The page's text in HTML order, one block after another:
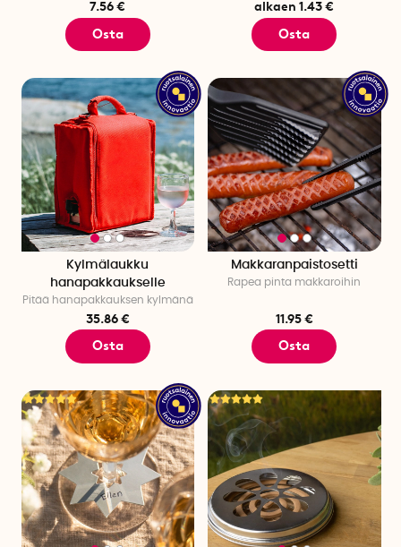
7.56 €
Osta
alkaen 1.43 €
Osta
Kylmälaukku
hanapakkaukselle
Pitää hanapakkauksen kylmänä
35.86 €
Osta
Makkaranpaistosetti
Rapea pinta makkaroihin
11.95 €
Osta